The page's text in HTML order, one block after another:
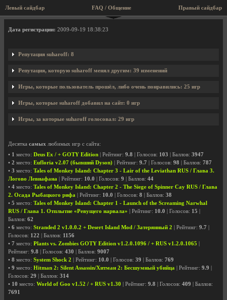
Левый сайдбар Правый сайдбар
FAQ / Общение
Профиль пользователя suharoff
Дата регистрации: 2009-09-19 18:38:23
Репутация suharoff: 8
Репутация, которую suharoff менял другим: 39 изменений
Игры, которые пользователь прошёл, либо очень понравились: 25 игр
Игры, которые suharoff добавил на сайт: 0 игр
Игры, за которые suharoff голосовал: 29 игр
Десятка самых любимых игр с сайта:
• 1 место: Deus Ex / + GOTY Edition | Рейтинг: 9.8 | Голосов: 103 | Баллов: 3947
• 2 место: Eufloria v2.07 (бывший Dyson) | Рейтинг: 9.7 | Голосов: 98 | Баллов: 787
• 3 место: Tales of Monkey Island: Chapter 3 - Lair of the Leviathan RUS / Глава 3.
Логово Левиафана | Рейтинг: 10.0 | Голосов: 9 | Баллов: 44
• 4 место: Tales of Monkey Island: Chapter 2 - The Siege of Spinner Cay RUS / Глава
2. Осада Рыбацкого рифа | Рейтинг: 10.0 | Голосов: 8 | Баллов: 38
• 5 место: Tales of Monkey Island: Chapter 1 - Launch of the Screaming Narwhal
RUS / Глава 1. Отплытие «Ревущего нарвала» | Рейтинг: 10.0 | Голосов: 15
Баллов: 62
• 6 место: Stranded 2 v1.0.0.2 + Desert Island Mod / Затерянный 2 | Рейтинг: 9.7
Голосов: 122 | Баллов: 1156
• 7 место: Plants vs. Zombies GOTY Edition v1.2.0.1096 / + RUS v1.2.0.1065
Рейтинг: 9.8 | Голосов: 430 | Баллов: 9007
• 8 место: System Shock 2 | Рейтинг: 10.0 | Голосов: 39 | Баллов: 769
• 9 место: Hitman 2: Silent Assassin/Хитман 2: Бесшумный убийца | Рейтинг: 9.9
Голосов: 29 | Баллов: 314
• 10 место: World of Goo v1.52 / + RUS v1.30 | Рейтинг: 9.8 | Голосов: 409 | Баллов:
7691